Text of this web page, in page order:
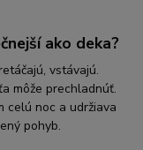
ako deka?
vstávajú.
môže prechladnúť.
celú noc a udržiava
pohyb.